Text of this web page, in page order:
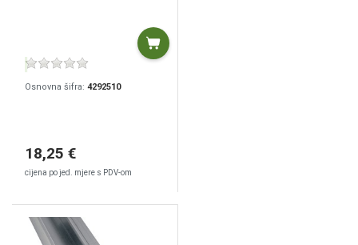
Osnovna šifra: 4292510
18,25 €
cijena po jed. mjere s PDV-om